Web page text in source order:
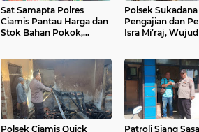
Sat Samapta Polres
Ciamis Pantau Harga dan
Stok Bahan Pokok,
Masyarakat
Polsek
Pengajian dan
Isra Mi’raj,
Ciparigi
Polsek Ciamis Quick
Patroli Siang